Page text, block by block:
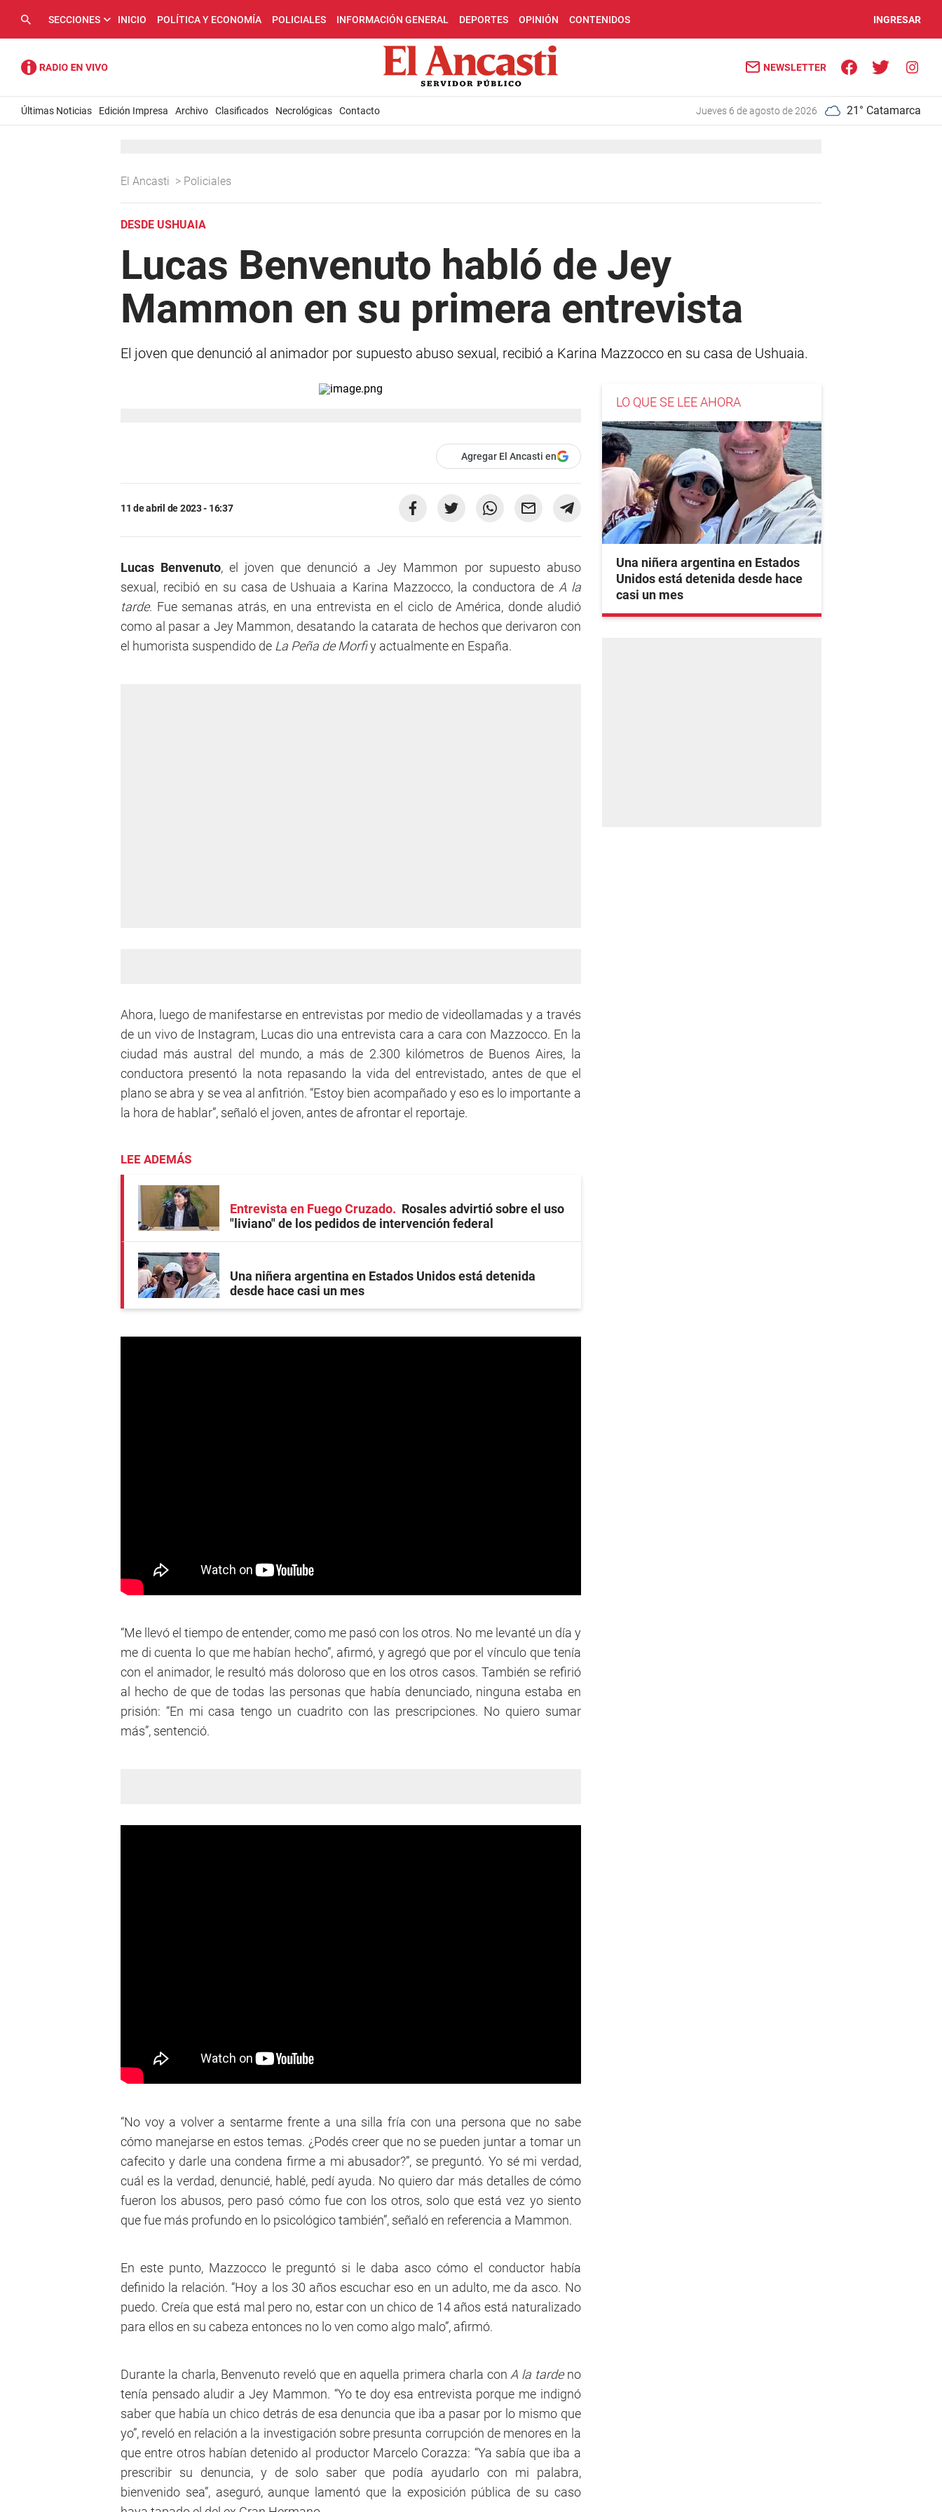
SECCIONES INICIO POLÍTICA Y ECONOMÍA POLICIALES INFORMACIÓN GENERAL DEPORTES OPINIÓN CONTENIDOS INGRESAR
NEWSLETTER
Últimas Noticias Edición Impresa Archivo Clasificados Necrológicas Contacto jueves 6 de agosto de 2026 21° Catamarca
El Ancasti > Policiales
DESDE USHUAIA
Lucas Benvenuto habló de Jey
Mammon en su primera entrevista
El joven que denunció al animador por supuesto abuso sexual, recibió a Karina Mazzocco en su casa de Ushuaia.
Agregar El Ancasti en
11 de abril de 2023 - 16:37
Lucas Benvenuto, el joven que denunció a Jey Mammon por supuesto abuso
sexual, recibió en su casa de Ushuaia a Karina Mazzocco, la conductora de A la
tarde. Fue semanas atrás, en una entrevista en el ciclo de América, donde aludió
como al pasar a Jey Mammon, desatando la catarata de hechos que derivaron con
el humorista suspendido de La Peña de Morfiy actualmente en España.
Ahora, luego de manifestarse en entrevistas por medio de videollamadas y a través
de un vivo de Instagram, Lucas dio una entrevista cara a cara con Mazzocco. En la
ciudad más austral del mundo, a más de 2.300 kilómetros de Buenos Aires, la
conductora presentó la nota repasando la vida del entrevistado, antes de que el
plano se abra y se vea al anfitrión. “Estoy bien acompañado y eso es lo importante a
la hora de hablar”, señaló el joven, antes de afrontar el reportaje.
LEE ADEMÁS
Entrevista en Fuego Cruzado
Rosales advirtió sobre el uso
"liviano" de los pedidos de intervención federal
Una niñera argentina en Estados Unidos está detenida
desde hace casi un mes
“Me llevó el tiempo de entender, como me pasó con los otros. No me levanté un día y
me di cuenta lo que me habían hecho”, afirmó, y agregó que por el vínculo que tenía
con el animador, le resultó más doloroso que en los otros casos. También se refirió
al hecho de que de todas las personas que había denunciado, ninguna estaba en
prisión: “En mi casa tengo un cuadrito con las prescripciones. No quiero sumar
más”, sentenció.
“No voy a volver a sentarme frente a una silla fría con una persona que no sabe
cómo manejarse en estos temas. ¿Podés creer que no se pueden juntar a tomar un
cafecito y darle una condena firme a mi abusador?”, se preguntó. Yo sé mi verdad,
cuál es la verdad, denuncié, hablé, pedí ayuda. No quiero dar más detalles de cómo
fueron los abusos, pero pasó cómo fue con los otros, solo que está vez yo siento
que fue más profundo en lo psicológico también”, señaló en referencia a Mammon.
En este punto, Mazzocco le preguntó si le daba asco cómo el conductor había
definido la relación. “Hoy a los 30 años escuchar eso en un adulto, me da asco. No
puedo. Creía que está mal pero no, estar con un chico de 14 años está naturalizado
para ellos en su cabeza entonces no lo ven como algo malo”, afirmó.
Durante la charla, Benvenuto reveló que en aquella primera charla con A la tardeno
tenía pensado aludir a Jey Mammon. “Yo te doy esa entrevista porque me indignó
saber que había un chico detrás de esa denuncia que iba a pasar por lo mismo que
yo”, reveló en relación a la investigación sobre presunta corrupción de menores en la
que entre otros habían detenido al productor Marcelo Corazza: “Ya sabía que iba a
prescribir su denuncia, y de solo saber que podía ayudarlo con mi palabra,
bienvenido sea”, aseguró, aunque lamentó que la exposición pública de su caso
LO QUE SE LEE AHORA
Una niñera argentina en Estados
Unidos está detenida desde hace
casi un mes